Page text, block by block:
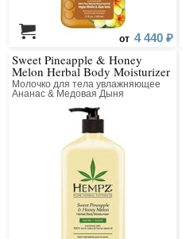
от 4 440 ₽
Sweet Pineapple & Honey
Melon Herbal Body Moisturizer
Молочко для тела увлажняющее
Ананас & Медовая Дыня